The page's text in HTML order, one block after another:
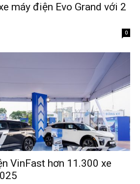
máy điện Evo Grand với 2
0
VinFast hơn 11.300 xe